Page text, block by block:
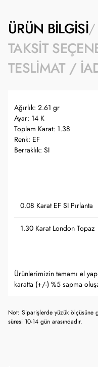
ÜRÜN BILGISI
TAKSIT
TESLIMAT /
Ağırlık: 2.61 gr
Ayar: 14 K
Toplam Karat: 1.38
Renk: EF
Berraklık: SI
0.08 Karat EF SI Pırlanta
1.30 Karat London Topaz
Ürünlerimizin tamamı el
karatta (+/-) %5 sapma
Not: Siparişlerde yüzük ölçüsüne
süresi 10-14 gün arasındadır.